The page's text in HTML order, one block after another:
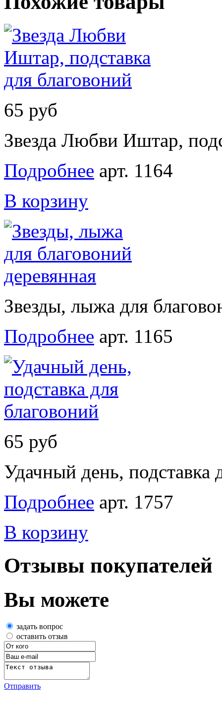
65 руб
Звезда Любви Иштар,
Подробнее арт. 1164
В корзину
Звезды, лыжа для
Подробнее арт. 1165
65 руб
Удачный день, подставка
Подробнее арт. 1757
В корзину
Отзывы покупателей
Вы можете
задать вопрос
оставить отзыв
Отправить